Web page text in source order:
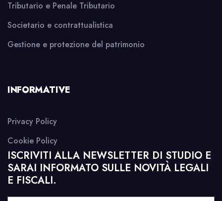
Tributario e Penale Tributario
Societario e contrattualistica
Gestione e protezione del patrimonio
INFORMATIVE
Privacy Policy
Cookie Policy
ISCRIVITI ALLA NEWSLETTER DI STUDIO E
SARAI INFORMATO SULLE NOVITÀ LEGALI
E FISCALI.